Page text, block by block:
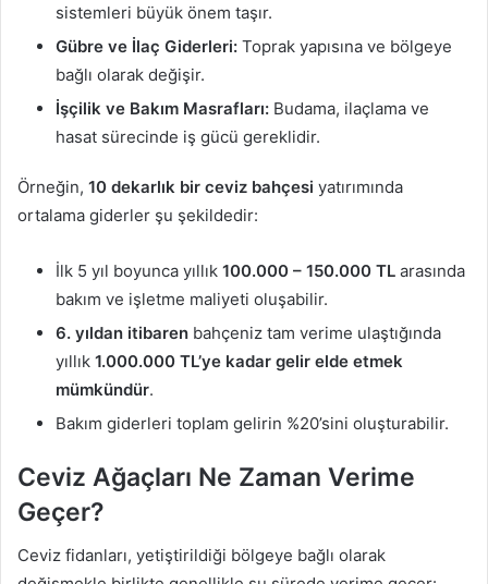
sistemleri büyük önem taşır.
Gübre ve İlaç Giderleri: Toprak yapısına ve bölgeye
bağlı olarak değişir.
İşçilik ve Bakım Masrafları: Budama, ilaçlama ve
hasat sürecinde iş gücü gereklidir.
Örneğin, 10 dekarlık bir ceviz bahçesi yatırımında
ortalama giderler şu şekildedir:
İlk 5 yıl boyunca yıllık 100.000 – 150.000 TL arasında
bakım ve işletme maliyeti oluşabilir.
6. yıldan itibaren bahçeniz tam verime ulaştığında
yıllık 1.000.000 TL’ye kadar gelir elde etmek
mümkündür.
Bakım giderleri toplam gelirin %20’sini oluşturabilir.
Ceviz Ağaçları Ne Zaman Verime
Geçer?
Ceviz fidanları, yetiştirildiği bölgeye bağlı olarak